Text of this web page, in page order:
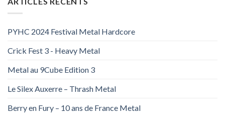
PYHC 2024 Festival Metal Hardcore
Crick Fest 3 - Heavy Metal
Metal au 9Cube Edition 3
Le Silex Auxerre – Thrash Metal
Berry en Fury – 10 ans de France Metal